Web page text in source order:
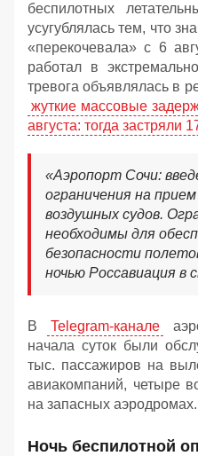
беспилотных
усугублялась тем, что
«перекочевала» с 6
работал в
тревога объявлялась в
жуткие массовые
августа: тогда застряли
«Аэропорт Сочи:
ограничения на
воздушных судов.
необходимы для
безопасности
ночью Россавиация в
В Telegram-канале
начала суток были
тыс. пассажиров на
авиакомпаний, четыре
на запасных аэродромах.
Ночь беспилотной